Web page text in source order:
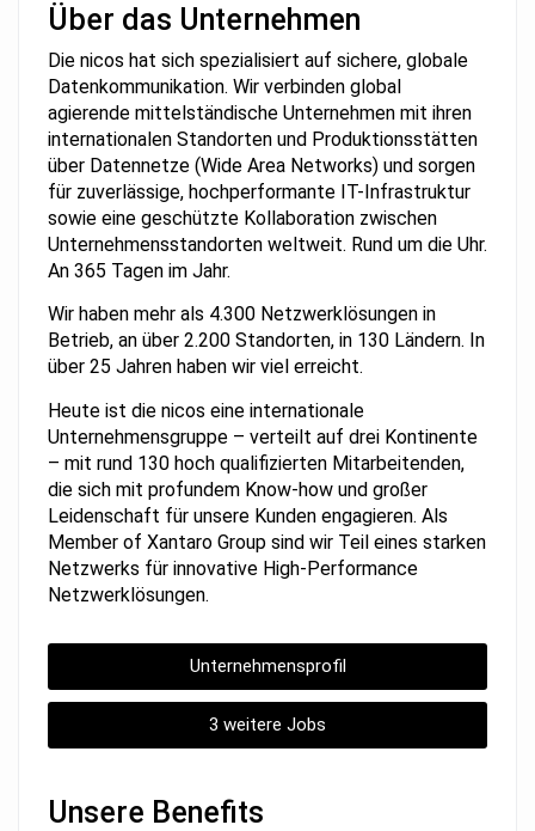
Über das Unternehmen
Die nicos hat sich spezialisiert auf sichere, globale
Datenkommunikation. Wir verbinden global
agierende mittelständische Unternehmen mit ihren
internationalen Standorten und Produktionsstätten
über Datennetze (Wide Area Networks) und sorgen
für zuverlässige, hochperformante IT-Infrastruktur
sowie eine geschützte Kollaboration zwischen
Unternehmensstandorten weltweit. Rund um die Uhr.
An 365 Tagen im Jahr.
Wir haben mehr als 4.300 Netzwerklösungen in
Betrieb, an über 2.200 Standorten, in 130 Ländern. In
über 25 Jahren haben wir viel erreicht.
Heute ist die nicos eine internationale
Unternehmensgruppe – verteilt auf drei Kontinente
– mit rund 130 hoch qualifizierten Mitarbeitenden,
die sich mit profundem Know-how und großer
Leidenschaft für unsere Kunden engagieren. Als
Member of Xantaro Group sind wir Teil eines starken
Netzwerks für innovative High-Performance
Netzwerklösungen.
Unternehmensprofil
3 weitere Jobs
Unsere Benefits